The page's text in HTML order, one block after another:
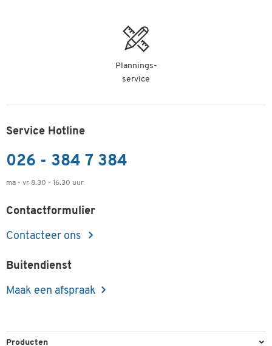
Plannings-
service
Service Hotline
026 - 384 7 384
ma - vr 8.30 - 16.30 uur
Contactformulier
Contacteer ons
Buitendienst
Maak een afspraak
Producten